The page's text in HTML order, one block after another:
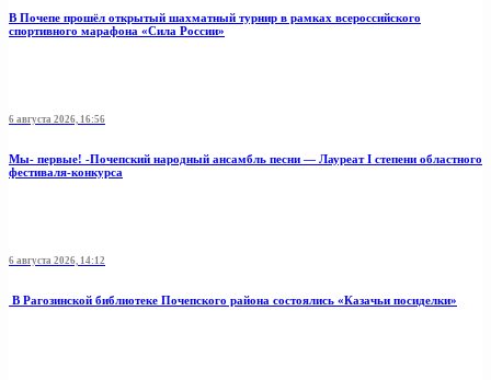
В Почепе прошёл открытый шахматный турнир в рамках всероссийского
спортивного марафона «Сила России»
6 августа 2026, 16:56
Мы- первые! -Почепский народный ансамбль песни — Лауреат I степени областного
фестиваля-конкурса
6 августа 2026, 14:12
В Рагозинской библиотеке Почепского района состоялись «Казачьи посиделки»